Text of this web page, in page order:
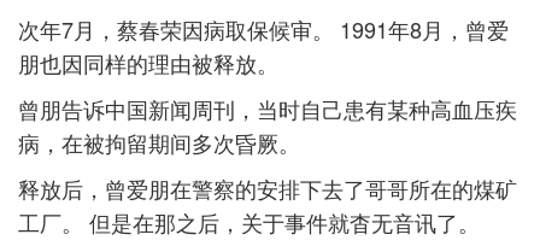
次年7月，蔡春荣因病取保候审。 1991年8月，曾爱
朋也因同样的理由被释放。
曾朋告诉中国新闻周刊，当时自己患有某种高血压疾
病，在被拘留期间多次昏厥。
释放后，曾爱朋在警察的安排下去了哥哥所在的煤矿
工厂。 但是在那之后，关于事件就杳无音讯了。